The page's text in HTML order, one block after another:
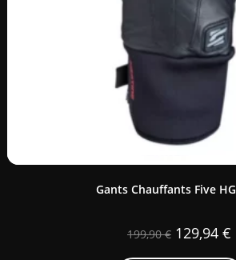
Gants Chauffants Five
199,90€ 129,94 €